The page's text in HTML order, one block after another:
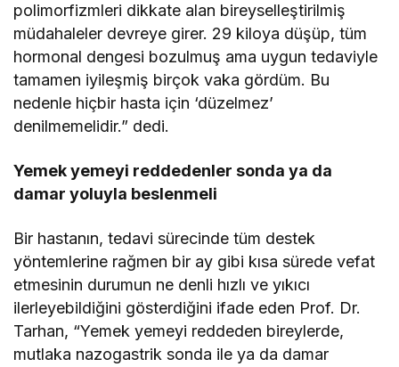
polimorfizmleri dikkate alan bireyselleştirilmiş
müdahaleler devreye girer. 29 kiloya düşüp, tüm
hormonal dengesi bozulmuş ama uygun tedaviyle
tamamen iyileşmiş birçok vaka gördüm. Bu
nedenle hiçbir hasta için ‘düzelmez’
denilmemelidir.” dedi.
Yemek yemeyi reddedenler sonda ya da
damar yoluyla beslenmeli
Bir hastanın, tedavi sürecinde tüm destek
yöntemlerine rağmen bir ay gibi kısa sürede vefat
etmesinin durumun ne denli hızlı ve yıkıcı
ilerleyebildiğini gösterdiğini ifade eden Prof. Dr.
Tarhan, “Yemek yemeyi reddeden bireylerde,
mutlaka nazogastrik sonda ile ya da damar